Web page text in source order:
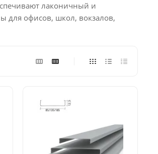
лаконичный и
для офисов, школ, вокзалов,